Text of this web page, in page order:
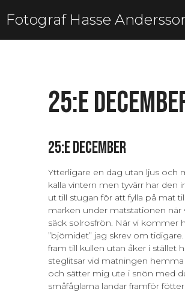
Fotograf Hasse
25:e
25:e december
Ytterligare en dag utan ljus och
kalla vintern men tyvärr har den
ut till stugan för att fylla på mat
marken under matstationen när
säck solrosfrön. När vi kommer
”björnidet” jag skrev om
fram till kullen utan åker i stället
steglitsar vid matningen
och sätter mig ute i snön med
småfåglarna landar framför